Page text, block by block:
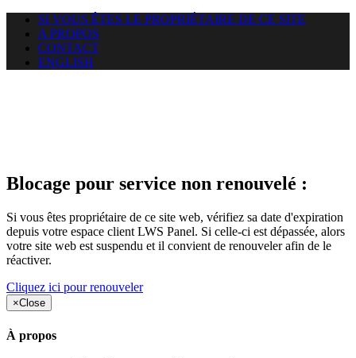
SI VOUS ÊTES LE PROPRIÉTAIRE DE CE SITE
A PROPOS
CONTACT
ENGLISH
Blocage pour service non renouvelé :
Si vous êtes propriétaire de ce site web, vérifiez sa date d'expiration
depuis votre espace client LWS Panel. Si celle-ci est dépassée, alors
votre site web est suspendu et il convient de renouveler afin de le
réactiver.
Cliquez ici pour renouveler
×Close
À propos